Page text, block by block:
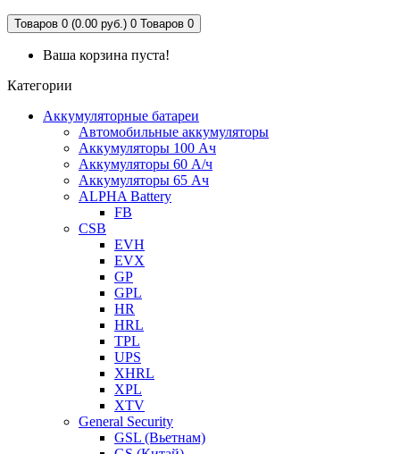
Товаров 0 (0.00 руб.) 0 Товаров 0
Ваша корзина пуста!
Категории
Аккумуляторные батареи
Автомобильные аккумуляторы
Аккумуляторы 100 Ач
Аккумуляторы 60 А/ч
Аккумуляторы 65 Ач
ALPHA Battery
FB
CSB
EVH
EVX
GP
GPL
HR
HRL
TPL
UPS
XHRL
XPL
XTV
General Security
GSL (Вьетнам)